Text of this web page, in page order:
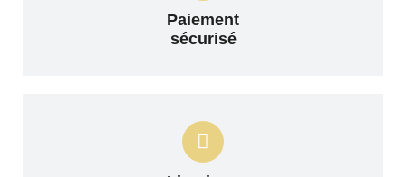
Paiement
sécurisé